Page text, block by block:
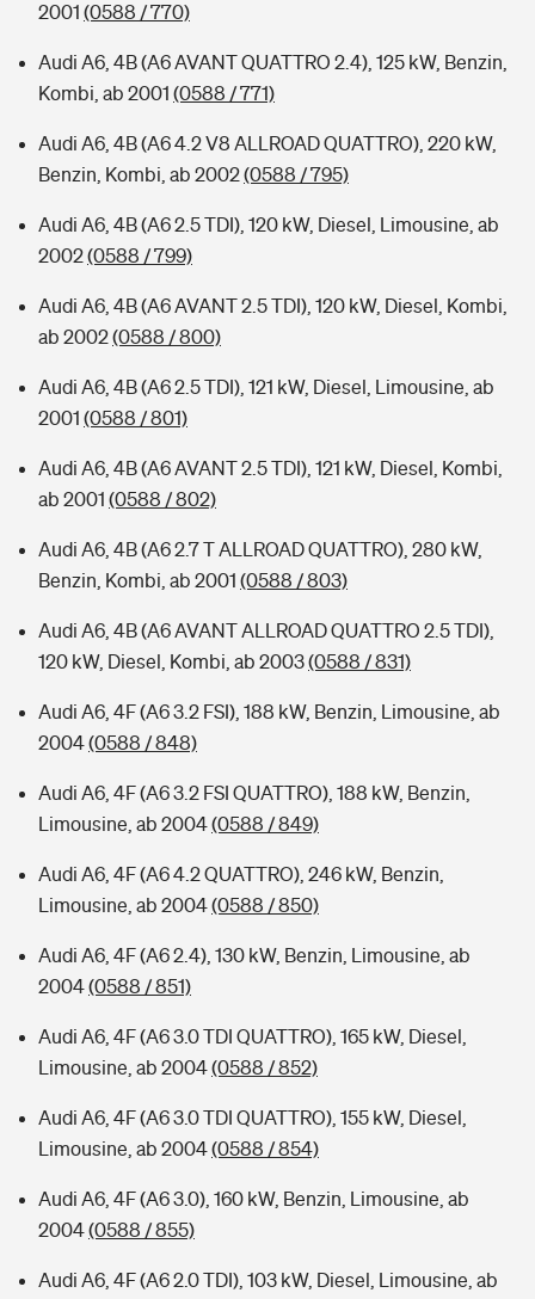
2001 (0588 / 770)
Audi A6, 4B (A6 AVANT QUATTRO 2.4), 125 kW, Benzin,
Kombi, ab 2001 (0588 / 771)
Audi A6, 4B (A6 4.2 V8 ALLROAD QUATTRO), 220 kW,
Benzin, Kombi, ab 2002(0588 / 795)
Audi A6, 4B (A6 2.5 TDI), 120 kW, Diesel, Limousine, ab
2002(0588 / 799)
Audi A6, 4B (A6 AVANT 2.5 TDI), 120 kW, Diesel, Kombi,
ab 2002(0588 / 800)
Audi A6, 4B (A6 2.5 TDI), 121 kW, Diesel, Limousine, ab
2001 (0588 / 801)
Audi A6, 4B (A6 AVANT 2.5 TDI), 121 kW, Diesel, Kombi,
ab 2001 (0588 / 802)
Audi A6, 4B (A6 2.7 T ALLROAD QUATTRO), 280 kW,
Benzin, Kombi, ab 2001 (0588 / 803)
Audi A6, 4B (A6 AVANT ALLROAD QUATTRO 2.5 TDI),
120 kW, Diesel, Kombi, ab 2003(0588 / 831)
Audi A6, 4F (A6 3.2 FSI), 188 kW, Benzin, Limousine, ab
2004(0588 / 848)
Audi A6, 4F (A6 3.2 FSI QUATTRO), 188 kW, Benzin,
Limousine, ab 2004(0588 / 849)
Audi A6, 4F (A6 4.2 QUATTRO), 246 kW, Benzin,
Limousine, ab 2004(0588 / 850)
Audi A6, 4F (A6 2.4), 130 kW, Benzin, Limousine, ab
2004(0588 / 851)
Audi A6, 4F (A6 3.0 TDI QUATTRO), 165 kW, Diesel,
Limousine, ab 2004(0588 / 852)
Audi A6, 4F (A6 3.0 TDI QUATTRO), 155 kW, Diesel,
Limousine, ab 2004(0588 / 854)
Audi A6, 4F (A6 3.0), 160 kW, Benzin, Limousine, ab
2004(0588 / 855)
Audi A6, 4F (A6 2.0 TDI), 103 kW, Diesel, Limousine, ab